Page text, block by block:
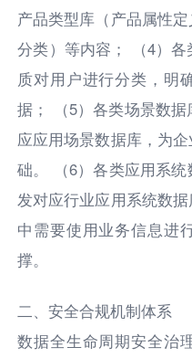
产品类型库（产品属性
分类）等内容； （4）
质对用户进行分类，明
据； （5）各类场景数
应应用场景数据库，为
础。 （6）各类应用系
发对应行业应用系统数
中需要使用业务信息进
撑。
二、安全合规机制体系
数据全生命周期安全治